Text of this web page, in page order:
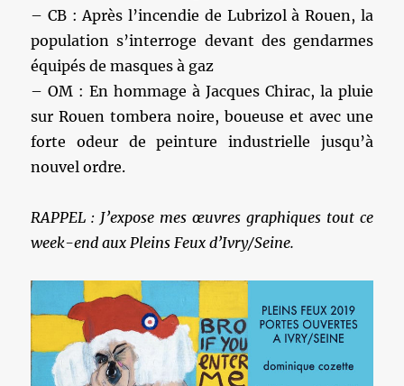
– CB : Après l’incendie de Lubrizol à Rouen, la
population s’interroge devant des gendarmes
équipés de masques à gaz
– OM : En hommage à Jacques Chirac, la pluie
sur Rouen tombera noire, boueuse et avec une
forte odeur de peinture industrielle jusqu’à
nouvel ordre.
RAPPEL : J’expose mes œuvres graphiques tout ce
week-end aux Pleins Feux d’Ivry/Seine.